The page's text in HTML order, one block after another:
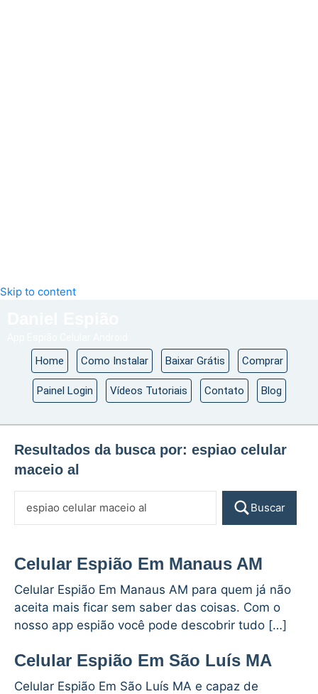
Skip to content
Home Como Instalar Baixar Grátis Comprar
Painel Login Vídeos Tutoriais Contato Blog
Resultados da busca por: espiao celular
maceio al
Buscar
Celular Espião Em Manaus AM
Celular Espião Em Manaus AM para quem já não
aceita mais ficar sem saber das coisas. Com o
nosso app espião você pode descobrir tudo […]
Celular Espião Em São Luís MA
Celular Espião Em São Luís MA e capaz de